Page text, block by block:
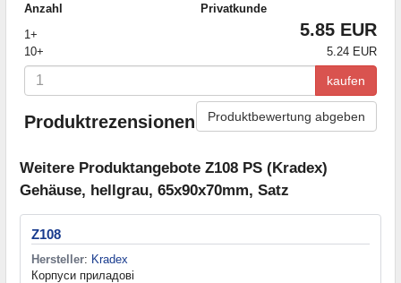
Anzahl
Privatkunde
1+
5.85 EUR
10+ 5.24 EUR
kaufen
Produktrezensionen Produktbewertung abgeben
Weitere Produktangebote Z108 PS (Kradex)
Gehäuse, hellgrau, 65x90x70mm, Satz
Z108
Hersteller: Kradex
Корпуси приладові